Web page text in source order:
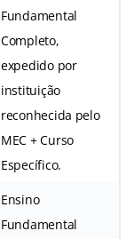
Fundamental
Completo,
expedido por
instituição
reconhecida pelo
MEC + Curso
Específico.
Ensino
Fundamental